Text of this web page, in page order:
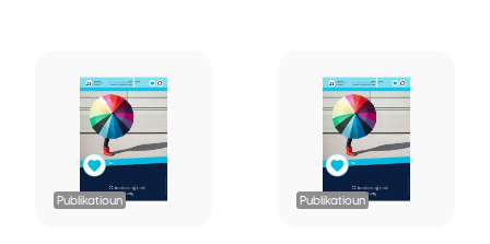
Publikatioun Publikatioun